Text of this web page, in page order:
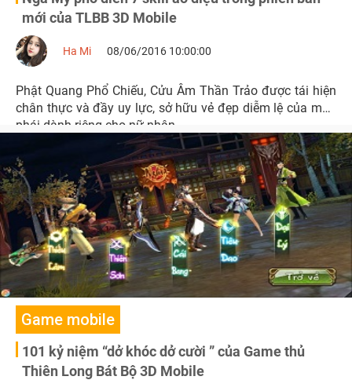
mới của TLBB 3D Mobile
Ha Mi 08/06/2016 10:00:00
Phật Quang Phổ Chiếu, Cửu Âm Thần Trảo được tái hiện
chân thực và đầy uy lực, sở hữu vẻ đẹp diễm lệ của môn
phái dành riêng cho nữ nhân.
Game mobile
101 kỷ niệm “dở khóc dở cười ” của Game thủ
Thiên Long Bát Bộ 3D Mobile